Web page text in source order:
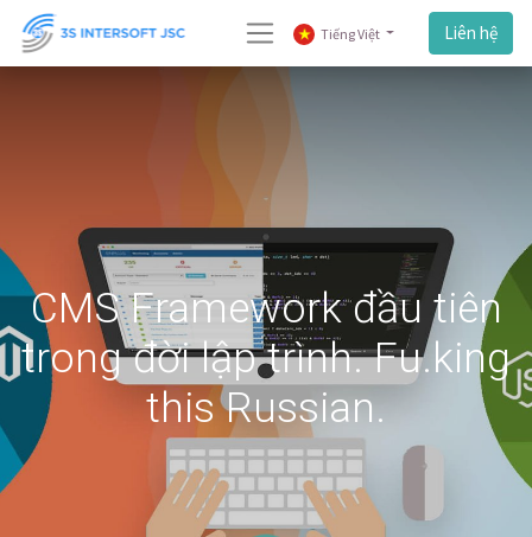
Tiếng Việt Liên hệ
CMS Framework đầu tiên
trong đời lập trình. Fu.king
this Russian.